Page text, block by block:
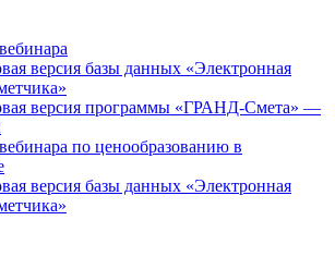
версия базы данных «Электронная
версия программы «ГРАНД-Смета» —
по ценообразованию в
версия базы данных «Электронная